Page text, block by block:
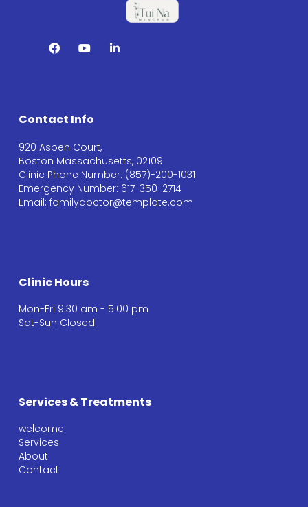
Contact Info
920 Aspen Court,
Boston Massachusetts, 02109
Clinic Phone Number: (857)-200-1031
Emergency Number: 617-350-2714
Email: familydoctor@template.com
Clinic Hours
Mon-Fri 9:30 am - 5:00 pm
Sat-Sun Closed
Services & Treatments
welcome
Services
About
Contact